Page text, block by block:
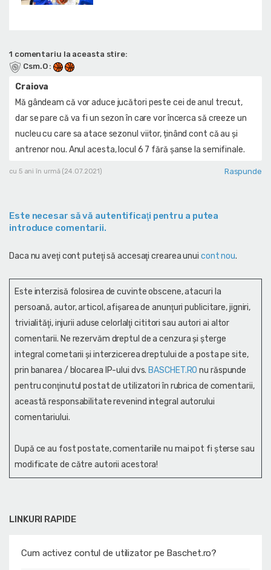
LINKURI RAPIDE
Cum activez contul de utilizator pe Baschet.ro?
1 comentariu la aceasta stire:
Csm.O :
Craiova
Mă gândeam că vor aduce jucători peste cei de anul trecut,
dar se pare că va fi un sezon în care vor încerca să creeze un
nucleu cu care sa atace sezonul viitor, ținând cont că au și
antrenor nou. Anul acesta, locul 6 7 fără șanse la semifinale.
cu 5 ani în urmă (24.07.2021) Raspunde
Este necesar să vă autentificaţi pentru a putea
introduce comentarii.
Daca nu aveţi cont puteţi să accesaţi crearea unui cont nou.
Este interzisă folosirea de cuvinte obscene, atacuri la
persoană, autor, articol, afişarea de anunţuri publicitare, jigniri,
trivialităţi, injurii aduse celorlalţi cititori sau autori ai altor
comentarii. Ne rezervăm dreptul de a cenzura și şterge
integral cometarii și interzicerea dreptului de a posta pe site,
prin banarea / blocarea IP-ului dvs. BASCHET.RO nu răspunde
pentru conţinutul postat de utilizatori în rubrica de comentarii,
această responsabilitate revenind integral autorului
comentariului.
După ce au fost postate, comentariile nu mai pot fi șterse sau
modificate de către autorii acestora!